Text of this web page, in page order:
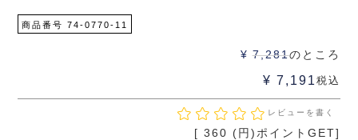
商品番号 74-0770-11
¥ 7,281のところ
¥ 7,191 税込
レビューを書く
[ 360 (円)ポイントGET]